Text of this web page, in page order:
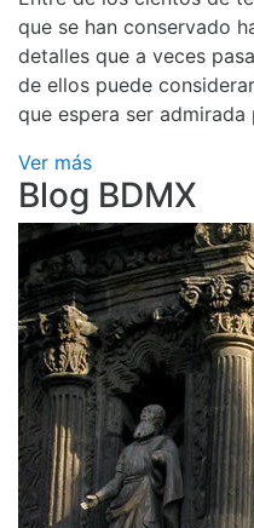
que se han conservado
detalles que a veces
de ellos puede
que espera ser
Ver más
Blog BDMX